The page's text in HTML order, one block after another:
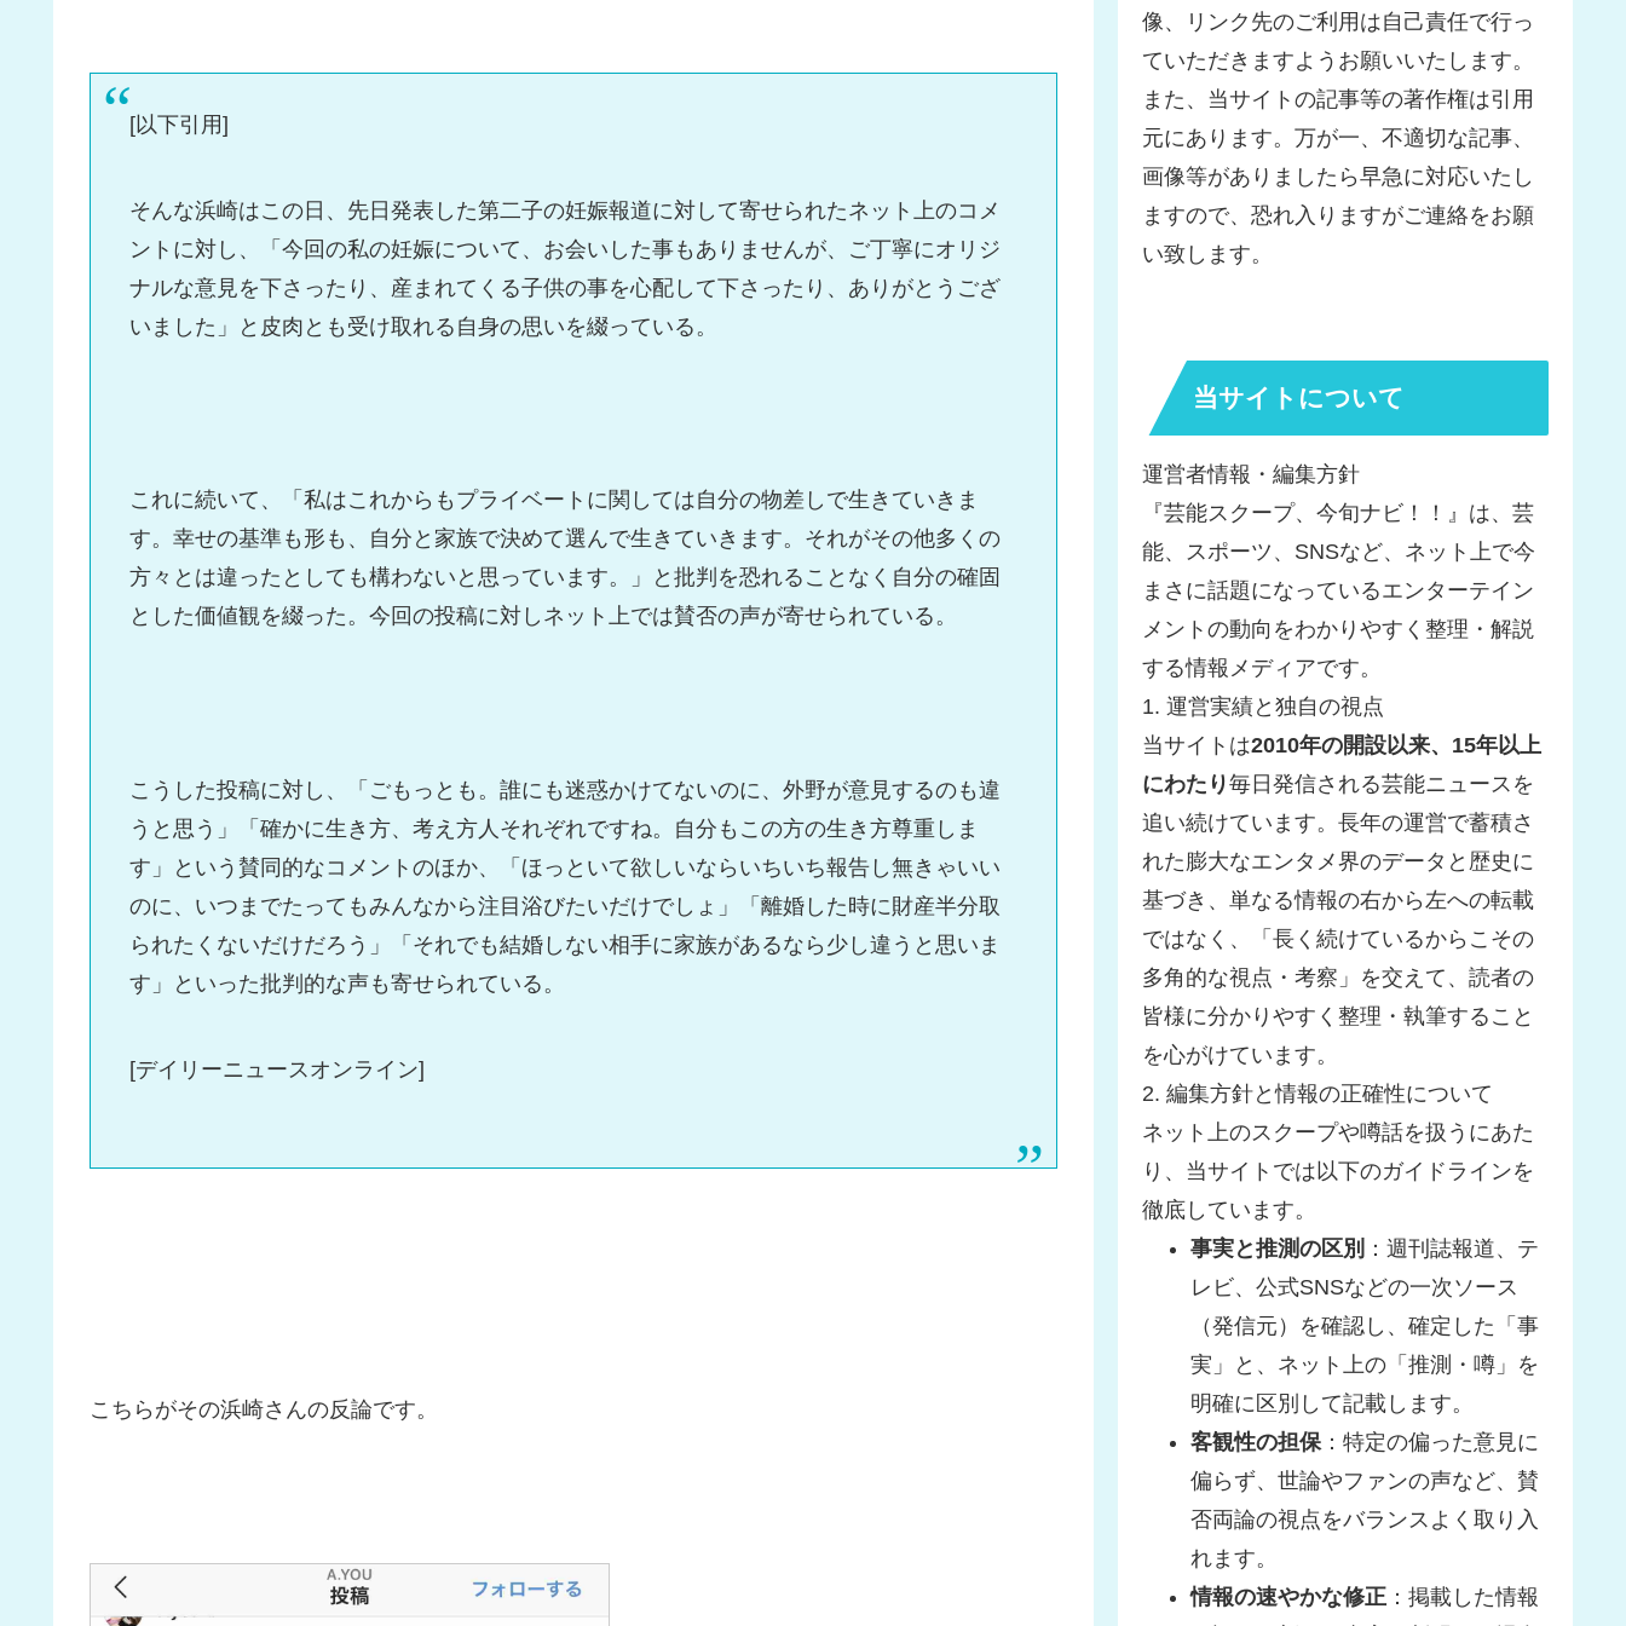
[以下引用]
そんな浜崎はこの日、先日発表した第二子の妊娠報道に対して寄せられたネット上のコメ
ントに対し、「今回の私の妊娠について、お会いした事もありませんが、ご丁寧にオリジ
ナルな意見を下さったり、産まれてくる子供の事を心配して下さったり、ありがとうござ
いました」と皮肉とも受け取れる自身の思いを綴っている。
これに続いて、「私はこれからもプライベートに関しては自分の物差しで生きていきま
す。幸せの基準も形も、自分と家族で決めて選んで生きていきます。それがその他多くの
方々とは違ったとしても構わないと思っています。」と批判を恐れることなく自分の確固
とした価値観を綴った。今回の投稿に対しネット上では賛否の声が寄せられている。
こうした投稿に対し、「ごもっとも。誰にも迷惑かけてないのに、外野が意見するのも違
うと思う」「確かに生き方、考え方人それぞれですね。自分もこの方の生き方尊重しま
す」という賛同的なコメントのほか、「ほっといて欲しいならいちいち報告し無きゃいい
のに、いつまでたってもみんなから注目浴びたいだけでしょ」「離婚した時に財産半分取
られたくないだけだろう」「それでも結婚しない相手に家族があるなら少し違うと思いま
す」といった批判的な声も寄せられている。
[デイリーニュースオンライン]
こちらがその浜崎さんの反論です。
像、リンク先のご利用は自己責任で行っ
ていただきますようお願いいたします。
また、当サイトの記事等の著作権は引用
元にあります。万が一、不適切な記事、
画像等がありましたら早急に対応いたし
ますので、恐れ入りますがご連絡をお願
い致します。
当サイトについて
運営者情報・編集方針
『芸能スクープ、今旬ナビ！！』は、芸
能、スポーツ、SNSなど、ネット上で今
まさに話題になっているエンターテイン
メントの動向をわかりやすく整理・解説
する情報メディアです。
1. 運営実績と独自の視点
当サイトは2010年の開設以来、15年以上
にわたり毎日発信される芸能ニュースを
追い続けています。長年の運営で蓄積さ
れた膨大なエンタメ界のデータと歴史に
基づき、単なる情報の右から左への転載
ではなく、「長く続けているからこその
多角的な視点・考察」を交えて、読者の
皆様に分かりやすく整理・執筆すること
を心がけています。
2. 編集方針と情報の正確性について
ネット上のスクープや噂話を扱うにあた
り、当サイトでは以下のガイドラインを
徹底しています。
事実と推測の区別 ：週刊誌報道、テ
レビ、公式SNSなどの一次ソース
（発信元）を確認し、確定した「事
実」と、ネット上の「推測・噂」を
明確に区別して記載します。
客観性の担保 ：特定の偏った意見に
偏らず、世論やファンの声など、賛
否両論の視点をバランスよく取り入
れます。
情報の速やかな修正 ：掲載した情報